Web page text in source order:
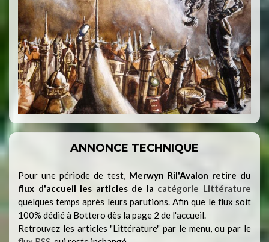
ANNONCE TECHNIQUE
Pour une période de test, Merwyn Ril'Avalon retire du
flux d'accueil les articles de la catégorie Littérature
quelques temps après leurs parutions. Afin que le flux soit
100% dédié à Bottero dès la page 2 de l'accueil.
Retrouvez les articles "Littérature" par le menu, ou par le